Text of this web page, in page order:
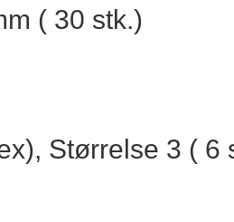
( 30 stk.)
Størrelse 3 ( 6